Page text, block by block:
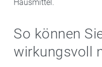
Hausmittel.
So können
wirkungsvoll